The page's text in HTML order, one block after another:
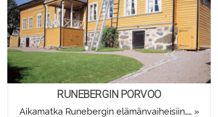
RUNEBERGIN PORVOO
Aikamatka Runebergin elämänvaiheisiin…… »